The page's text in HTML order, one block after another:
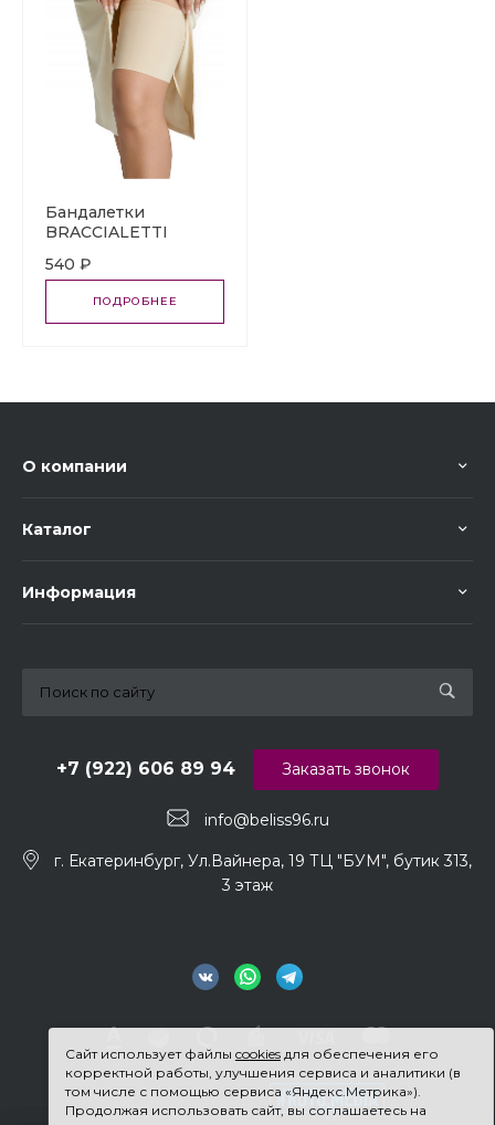
Сайт использует файлы cookiesдля обеспечения его
корректной работы, улучшения сервиса и аналитики (в
том числе с помощью сервиса «Яндекс.Метрика»).
Продолжая использовать сайт, вы соглашаетесь на
Бандалетки
BRACCIALETTI
натирания)
540 ₽
ПОДРОБНЕЕ
О компании
Каталог
Информация
+7 (922) 606 89 94
info@beliss96.ru
Заказать звонок
г. Екатеринбург, Ул.Вайнера, 19 ТЦ "БУМ", бутик 313,
3 этаж